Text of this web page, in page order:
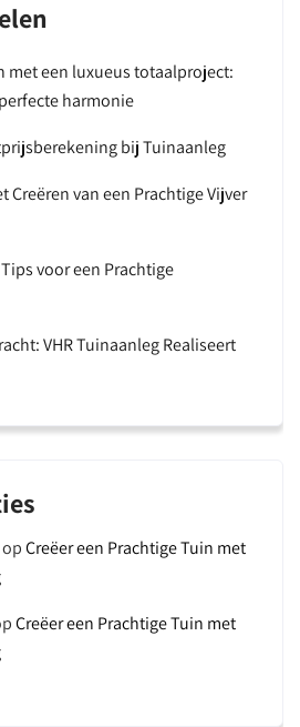
met een luxueus totaalproject:
harmonie
bij Tuinaanleg
Creëren van een Prachtige Vijver
voor een Prachtige
VHR Tuinaanleg Realiseert
opCreëer een Prachtige Tuin met
Creëer een Prachtige Tuin met